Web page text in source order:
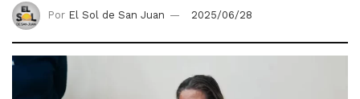
Por El Sol de San Juan 2025/06/28